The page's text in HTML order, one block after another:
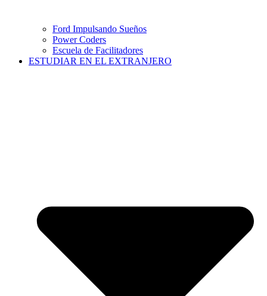
Ford Impulsando Sueños
Power Coders
Escuela de Facilitadores
ESTUDIAR EN EL EXTRANJERO